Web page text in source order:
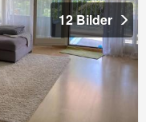
12 Bilder